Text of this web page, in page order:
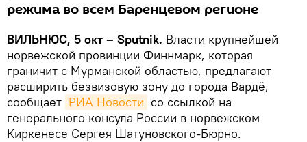
режима во всем Баренцевом регионе
ВИЛЬНЮС, 5 окт – Sputnik. Власти крупнейшей
норвежской провинции Финнмарк, которая
граничит с Мурманской областью, предлагают
расширить безвизовую зону до города Вардё,
сообщает РИА Новости со ссылкой на
генерального консула России в норвежском
Киркенесе Сергея Шатуновского-Бюрно.